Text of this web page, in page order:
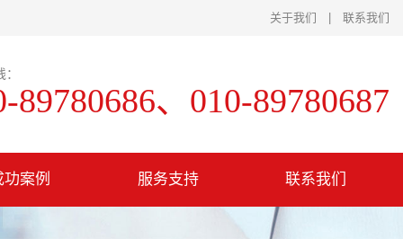
关于我们 联系我们
89780686、010-89780687
功案例 服务支持 联系我们